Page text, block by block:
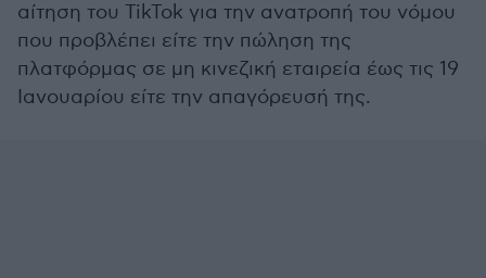
αίτηση του TikTok για την ανατροπή του νόμου
που προβλέπει είτε την πώληση της
πλατφόρμας σε μη κινεζική εταιρεία έως τις 19
Ιανουαρίου είτε την απαγόρευσή της.